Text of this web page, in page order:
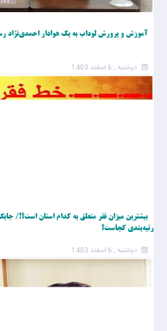
آموزش و پرورش لوداب به یک هوادار احمدی‌نژاد
دوشنبه , 6 اسفند 1403
بیشترین میزان فقر متعلق به کدام استان است؟!/
رتبه‌بندی کجاست؟
دوشنبه , 6 اسفند 1403